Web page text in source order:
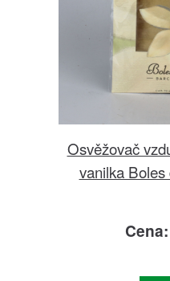
Osvěžovač
vanilka